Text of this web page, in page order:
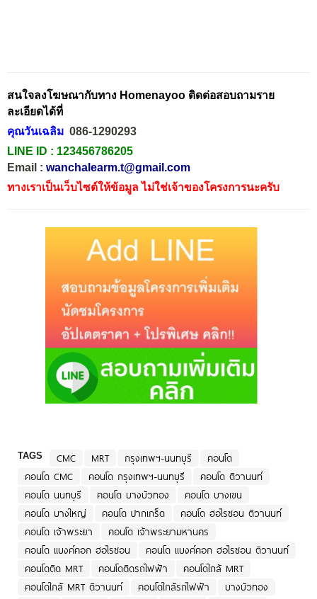
สนใจลงโฆษณากับทาง Homenayoo ติดต่อสอบถามราย
ละเอียดได้ที่
คุณวันเฉลิม 086-1290293
LINE ID : 123456786205
Email : wanchalearm.t@gmail.com
ทางเราเป็นเว็บไซต์ให้ข้อมูล ไม่ใช่เจ้าของโครงการนะครับ
TAGS CMC MRT กรุงเทพฯ-นนทบุรี
คอนโด
คอนโด CMC
คอนโด กรุงเทพฯ-นนทบุรี
คอนโด ติวานนท์
คอนโด นนทบุรี
คอนโด บางบัวทอง
คอนโด บางเขน
คอนโด บางใหญ่
คอนโด ปากเกร็ด
คอนโด ฮอไรซอน ติวานนท์
คอนโด เจ้าพระยา
คอนโด เจ้าพระยามหานคร
คอนโด แบงค์คอก ฮอไรซอน
คอนโด แบงค์คอก ฮอไรซอน ติวานนท์
คอนโดติด MRT
คอนโดติดรถไฟฟ้า
คอนโดใกล้ MRT
คอนโดใกล้ MRT ติวานนท์
คอนโดใกล้รถไฟฟ้า
บางบัวทอง